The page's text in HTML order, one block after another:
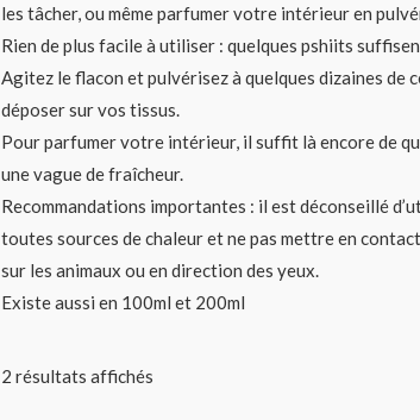
les tâcher, ou même parfumer votre intérieur en
Rien de plus facile à utiliser : quelques pshiits
Agitez le flacon et pulvérisez à quelques dizaines de
déposer sur vos tissus.
Pour parfumer votre intérieur, il suffit là encore de
une vague de fraîcheur.
Recommandations importantes : il est déconseillé
toutes sources de chaleur et ne pas mettre en
sur les animaux ou en direction des yeux.
Existe aussi en 100ml et 200ml
2 résultats affichés